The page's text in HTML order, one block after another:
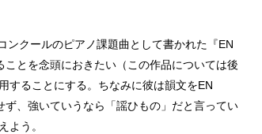
ンクールのピアノ課題曲として書かれた『EN
とを念頭におきたい（この作品については後
することにする。ちなみに彼は韻文をEN
、強いていうなら「謡ひもの」だと言ってい
よう。